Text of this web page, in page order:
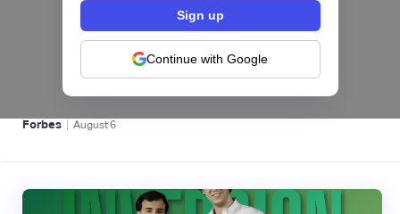
Continue with Google
hiSofi, Fintech de gestión de cobranzas,
levanta US$1 millón para instalar un hub
regional en Uruguay
BFM 👔
Forbes | August6